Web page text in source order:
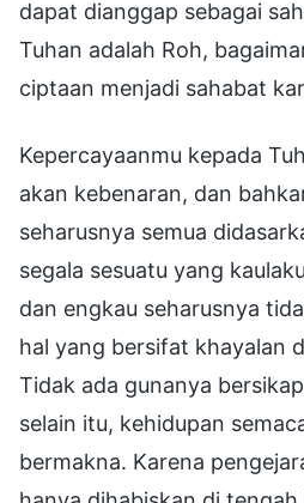
dapat dianggap sebagai
Tuhan adalah Roh,
ciptaan menjadi sahabat
Kepercayaanmu kepada
akan kebenaran, dan
seharusnya semua
segala sesuatu yang
dan engkau seharusnya
hal yang bersifat khayalan
Tidak ada gunanya
selain itu, kehidupan
bermakna. Karena